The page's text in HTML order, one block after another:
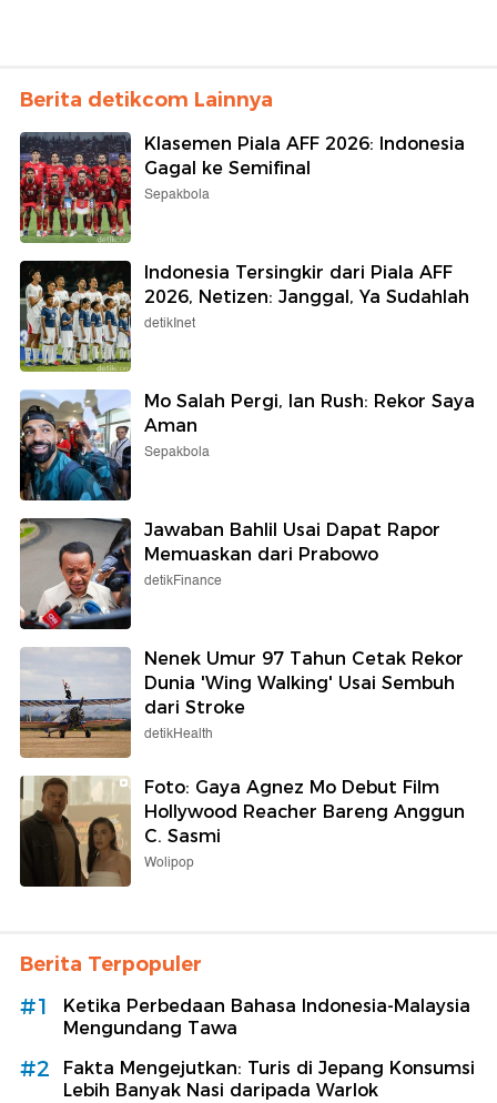
Berita detikcom Lainnya
Klasemen Piala AFF 2026: Indonesia
Gagal ke Semifinal
Sepakbola
Indonesia Tersingkir dari Piala AFF
2026, Netizen: Janggal, Ya Sudahlah
detikInet
Mo Salah Pergi, Ian Rush: Rekor Saya
Aman
Sepakbola
Jawaban Bahlil Usai Dapat Rapor
Memuaskan dari Prabowo
detikFinance
Nenek Umur 97 Tahun Cetak Rekor
Dunia 'Wing Walking' Usai Sembuh
dari Stroke
detikHealth
Foto: Gaya Agnez Mo Debut Film
Hollywood Reacher Bareng Anggun
C. Sasmi
Wolipop
Berita Terpopuler
#1
Ketika Perbedaan Bahasa Indonesia-Malaysia
Mengundang Tawa
#2
Fakta Mengejutkan: Turis di Jepang Konsumsi
Lebih Banyak Nasi daripada Warlok